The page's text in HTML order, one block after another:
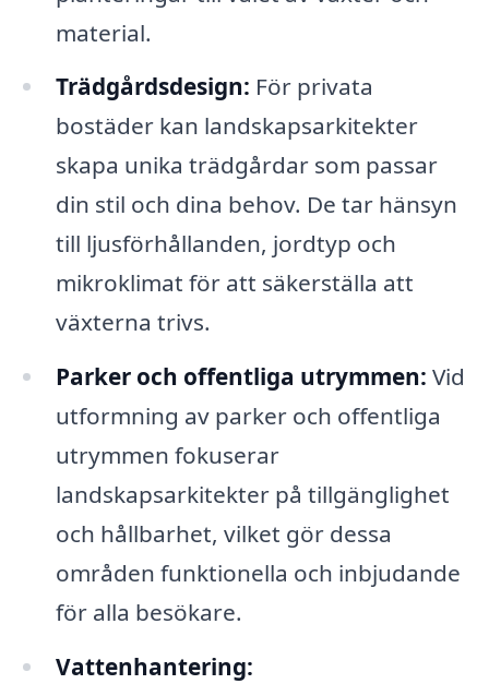
material.
Trädgårdsdesign: För privata
bostäder kan landskapsarkitekter
skapa unika trädgårdar som passar
din stil och dina behov. De tar hänsyn
till ljusförhållanden, jordtyp och
mikroklimat för att säkerställa att
växterna trivs.
Parker och offentliga utrymmen: Vid
utformning av parker och offentliga
utrymmen fokuserar
landskapsarkitekter på tillgänglighet
och hållbarhet, vilket gör dessa
områden funktionella och inbjudande
för alla besökare.
Vattenhantering: